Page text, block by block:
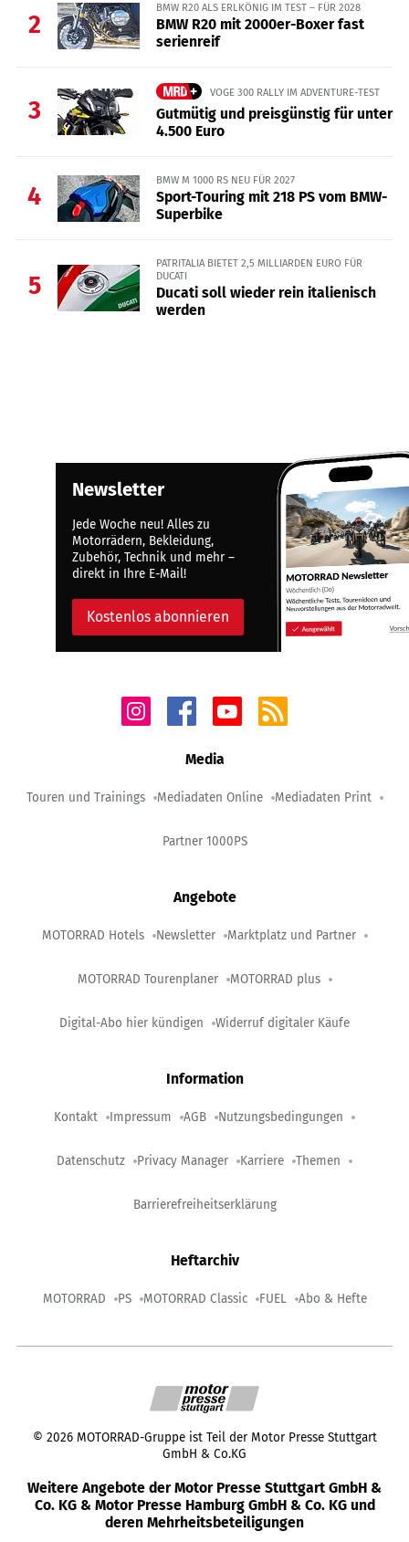
2
BMW R20 ALS ERLKÖNIG IM TEST – FÜR 2028
BMW R20 mit 2000er-Boxer fast
serienreif
3
VOGE 300 RALLY IM ADVENTURE-TEST
Gutmütig und preisgünstig für unter
4.500 Euro
4
BMW M 1000 RS NEU FÜR 2027
Sport-Touring mit 218 PS vom BMW-
Superbike
5
PATRITALIA BIETET 2,5 MILLIARDEN EURO FÜR
DUCATI
Ducati soll wieder rein italienisch
werden
Newsletter
Jede Woche neu! Alles zu
Motorrädern, Bekleidung,
Zubehör, Technik und mehr –
direkt in Ihre E-Mail!
Kostenlos abonnieren
Media
Touren und Trainings Mediadaten Online Mediadaten Print
Partner 1000PS
Angebote
MOTORRAD Hotels Newsletter Marktplatz und Partner
MOTORRAD Tourenplaner MOTORRAD plus
Digital-Abo hier kündigen Widerruf digitaler Käufe
Information
Kontakt Impressum AGB Nutzungsbedingungen
Datenschutz Privacy Manager Karriere Themen
Barrierefreiheitserklärung
Heftarchiv
MOTORRAD PS MOTORRAD Classic FUEL Abo & Hefte
© 2026 MOTORRAD-Gruppe ist Teil der Motor Presse Stuttgart
GmbH & Co.KG
Weitere Angebote der Motor Presse Stuttgart GmbH &
Co. KG & Motor Presse Hamburg GmbH & Co. KG und
deren Mehrheitsbeteiligungen